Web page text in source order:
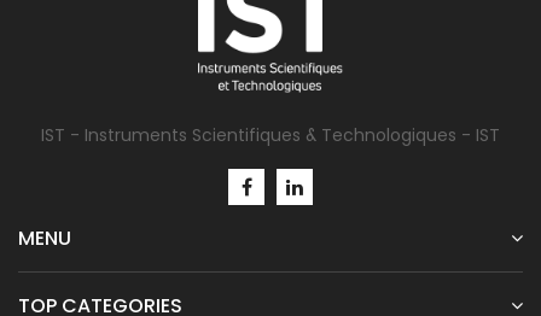
IST - Instruments Scientifiques & Technologiques - IST
MENU
TOP CATEGORIES